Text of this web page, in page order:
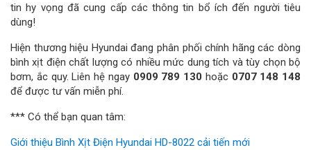
tin hy vọng đã cung cấp các thông tin bổ ích đến người tiêu
dùng!
Hiện thương hiệu Hyundai đang phân phối chính hãng các dòng
bình xịt điện chất lượng có nhiều mức dung tích và tùy chọn bộ
bơm, ắc quy. Liên hệ ngay 0909 789 130 hoặc 0707 148 148
để được tư vấn miễn phí.
*** Có thể bạn quan tâm:
Giới thiệu Bình Xịt Điện Hyundai HD-8022 cải tiến mới